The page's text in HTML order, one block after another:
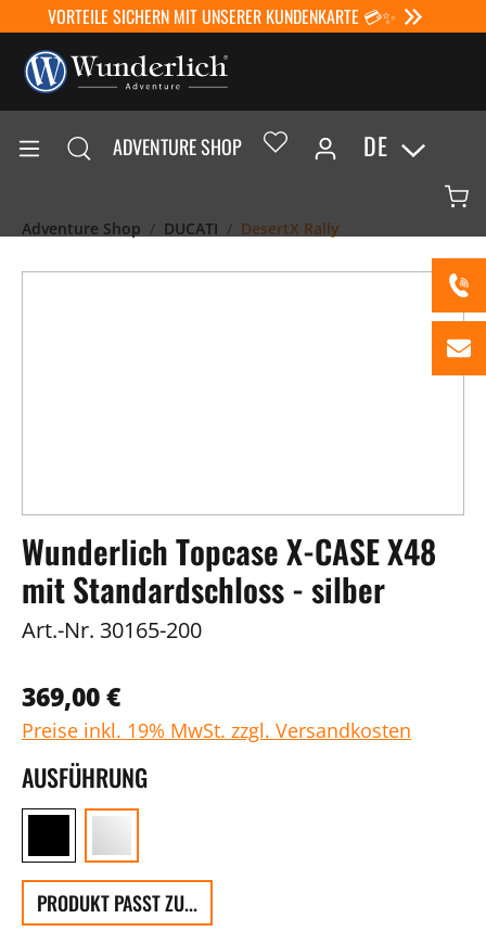
VORTEILE SICHERN MIT UNSERER KUNDENKARTE 💳✨
ADVENTURE SHOP DE
Adventure Shop DUCATI DesertX Rally
Wunderlich Topcase X-CASE X48
mit Standardschloss - silber
Art.-Nr. 30165-200
369,00 €
Preise inkl. 19% MwSt. zzgl. Versandkosten
AUSFÜHRUNG
PRODUKT PASST ZU...